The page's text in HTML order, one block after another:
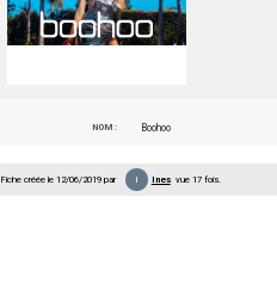
NOM : Boohoo
Fiche créée le 12/06/2019 par I Inesvue 17 fois.